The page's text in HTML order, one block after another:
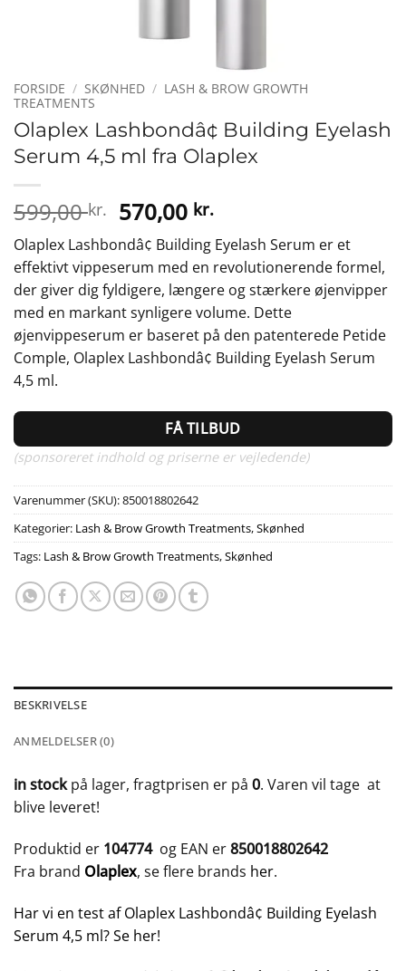
FORSIDE / SKØNHED / LASH & BROW GROWTH
TREATMENTS
Olaplex Lashbondâ¢ Building Eyelash
Serum 4,5 ml fra Olaplex
599,00kr. Den
oprindelige
pris
var:
599,00 kr..
570,00 kr.Den
aktuelle
pris
er:
570,00 kr..
Olaplex Lashbondâ¢ Building Eyelash Serum er et
effektivt vippeserum med en revolutionerende formel,
der giver dig fyldigere, længere og stærkere øjenvipper
med en markant synligere volume. Dette
øjenvippeserum er baseret på den patenterede Petide
Comple, Olaplex Lashbondâ¢ Building Eyelash Serum
4,5 ml.
FÅ TILBUD
(sponsoreret indhold og priserne er vejledende)
Varenummer (SKU):850018802642
Kategorier: Lash & Brow Growth Treatments,Skønhed
Tags: Lash & Brow Growth Treatments,Skønhed
BESKRIVELSE
ANMELDELSER (0)
in stockpå lager, fragtprisen er på 0. Varen vil tage at
blive leveret!
Produktid er 104774 og EAN er850018802642
Fra brand Olaplex, se flere brands her.
Har vi en test af Olaplex Lashbondâ¢ Building Eyelash
Serum 4,5 ml? Se her!